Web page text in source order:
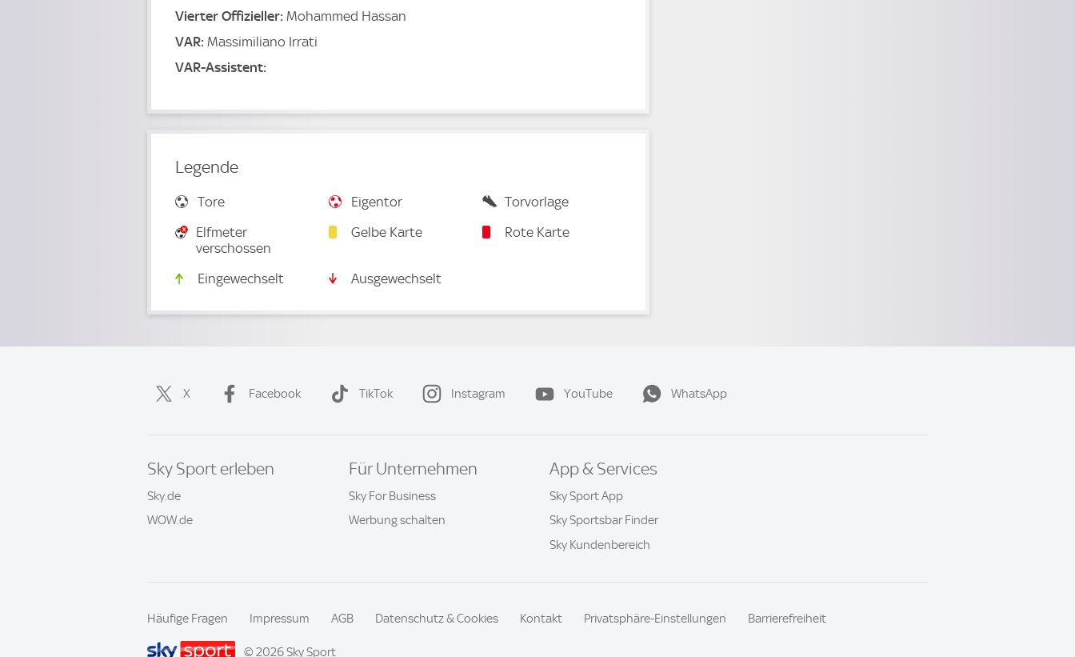
Vierter Offizieller: Mohammed Hassan
VAR: Massimiliano Irrati
VAR-Assistent:
Legende
Tore Eigentor
Torvorlage
Elfmeter
verschossen
Gelbe Karte Rote Karte
Eingewechselt Ausgewechselt
X Facebook TikTok Instagram YouTube WhatsApp
Sky Sport erleben
Sky.de
WOW.de
Für Unternehmen
Sky For Business
Werbung schalten
App & Services
Sky Sport App
Sky Sportsbar Finder
Sky Kundenbereich
Häufige Fragen Impressum AGB Datenschutz & Cookies Kontakt Privatsphäre-Einstellungen Barrierefreiheit
© 2026 Sky Sport